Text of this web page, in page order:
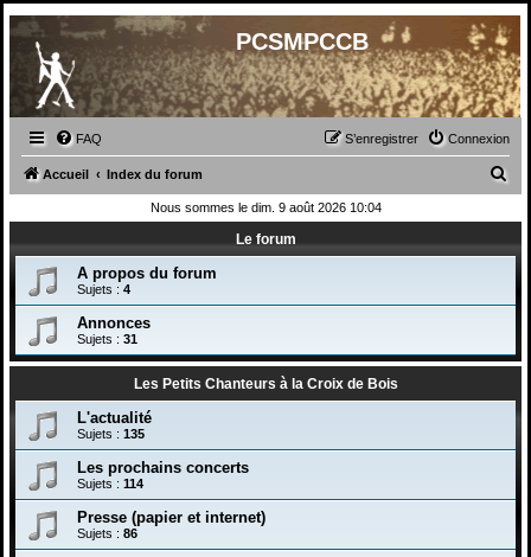
PCSMPCCB
FAQ Connexion
S’enregistrer
Accueil Index du forum
h
e
Nous sommes le dim. 9 août 2026 10:04
Le forum
A propos du forum
Sujets : 4
Annonces
Sujets : 31
Les Petits Chanteurs à la Croix de Bois
L'actualité
Sujets : 135
Les prochains concerts
Sujets : 114
Presse (papier et internet)
Sujets : 86